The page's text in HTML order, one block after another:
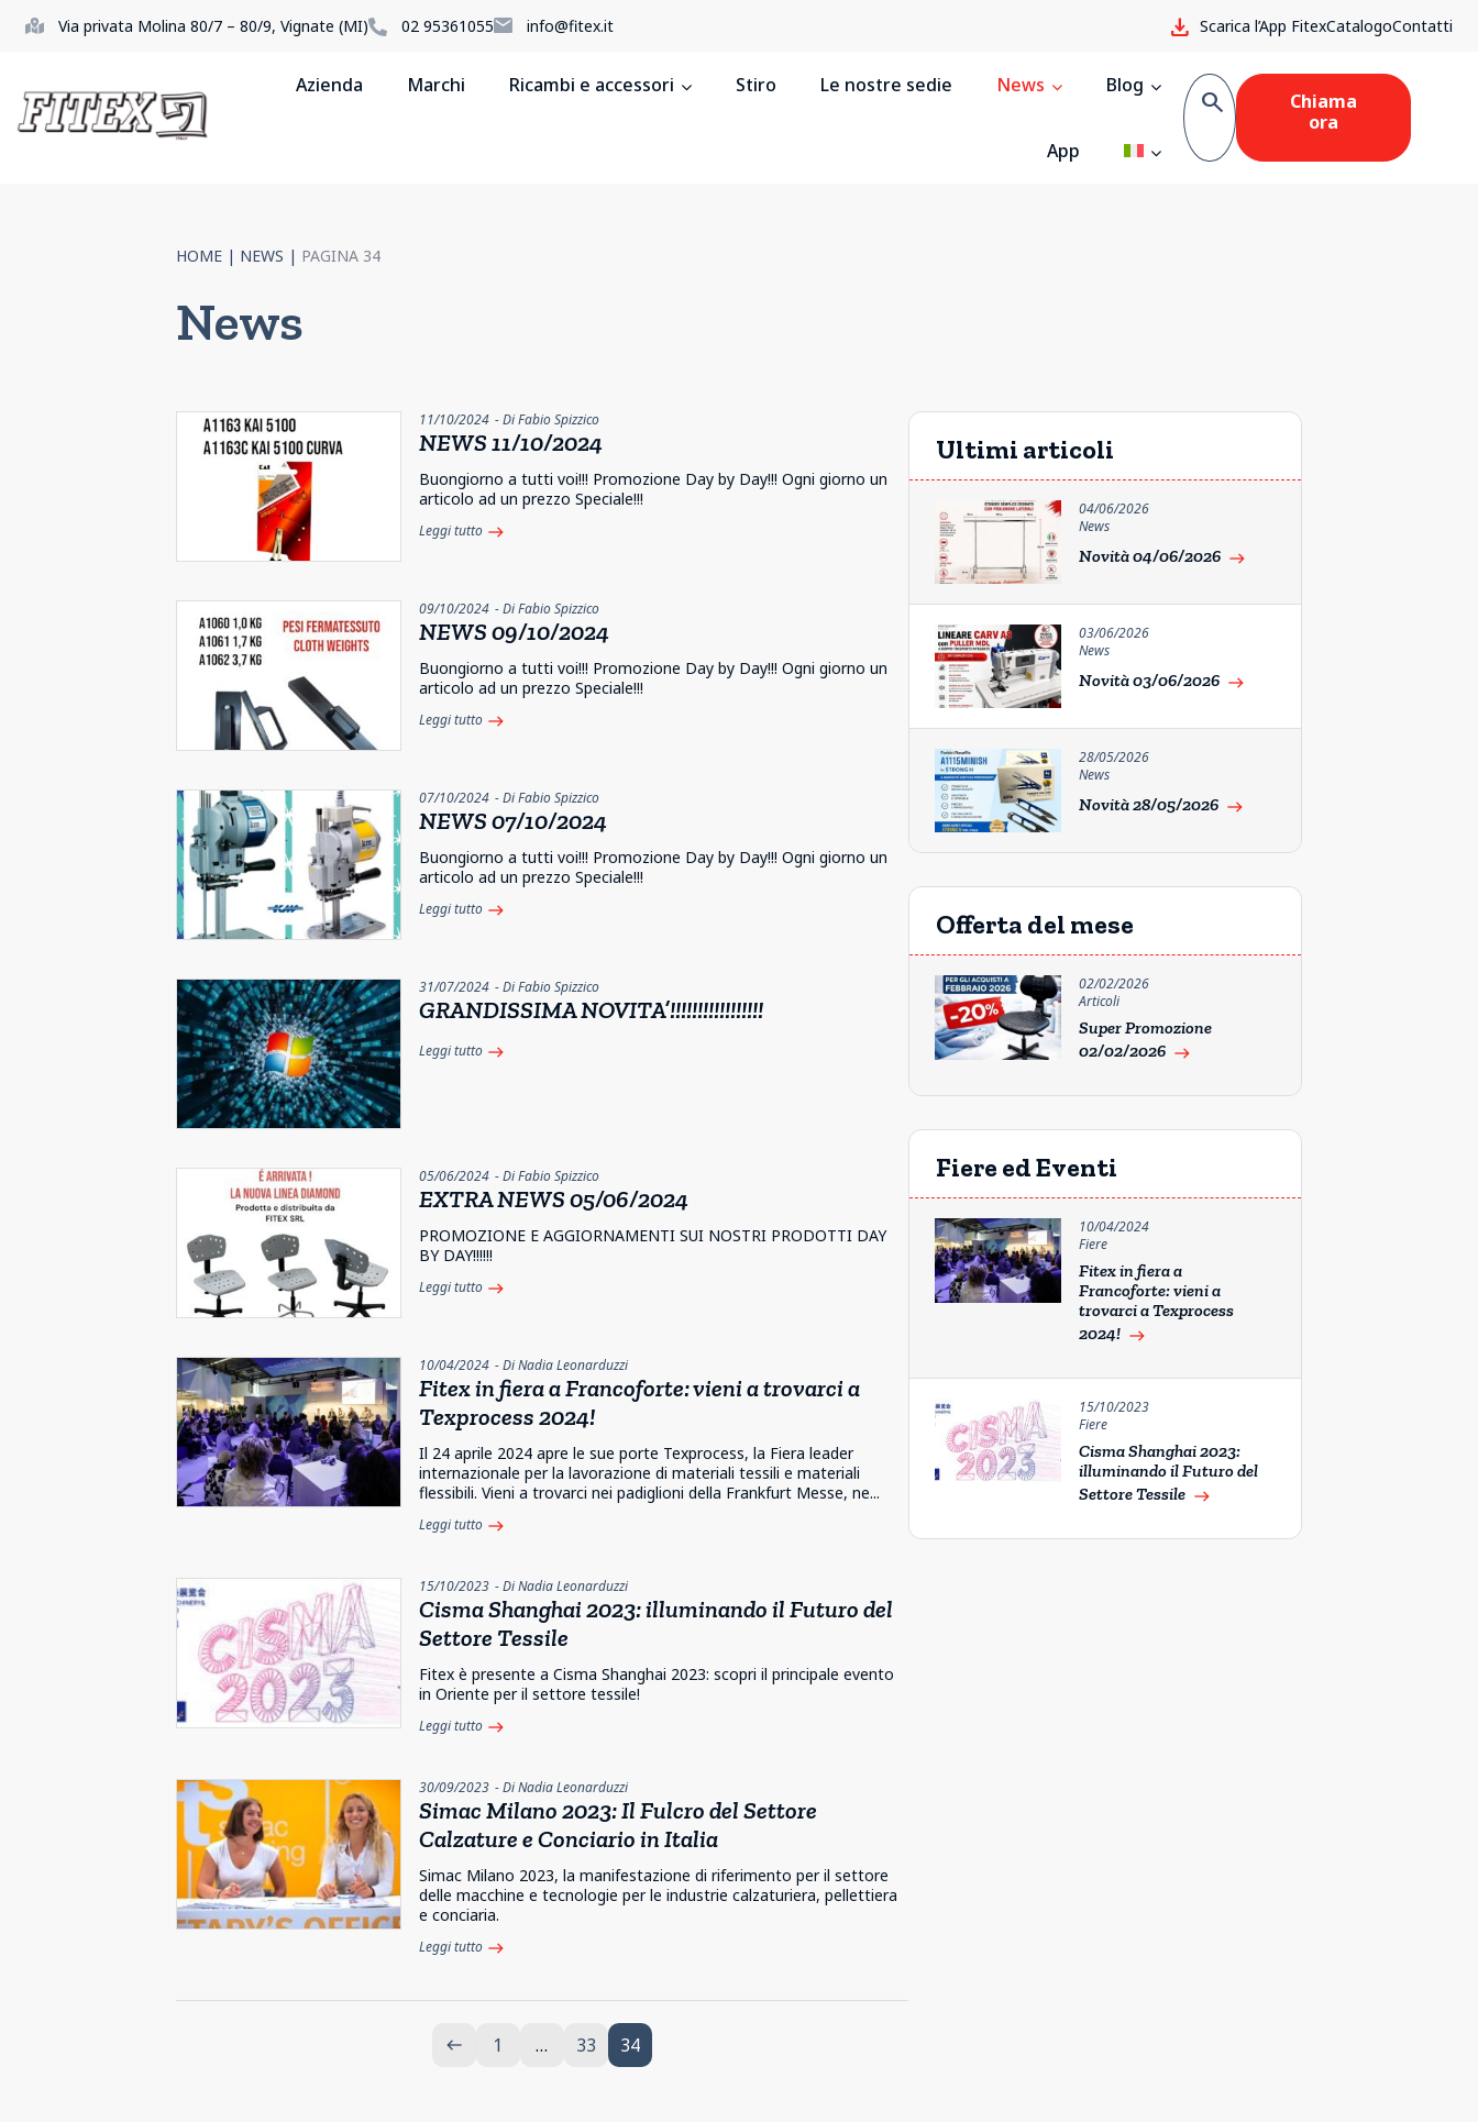
Via privata Molina 80/7 – 80/9, Vignate (MI) 02 95361055 info@fitex.it download Scarica l’App FitexCatalogoContatti
Azienda Marchi Ricambi e accessori Stiro Le nostre sedie News Blog
App
search
Chiama
ora
HOME | NEWS | PAGINA 34
News
11/10/2024 - Di Fabio Spizzico
NEWS 11/10/2024
Buongiorno a tutti voi!!! Promozione Day by Day!!! Ogni giorno un
articolo ad un prezzo Speciale!!!
Leggi tutto east
09/10/2024 - Di Fabio Spizzico
NEWS 09/10/2024
Buongiorno a tutti voi!!! Promozione Day by Day!!! Ogni giorno un
articolo ad un prezzo Speciale!!!
Leggi tutto east
07/10/2024 - Di Fabio Spizzico
NEWS 07/10/2024
Buongiorno a tutti voi!!! Promozione Day by Day!!! Ogni giorno un
articolo ad un prezzo Speciale!!!
Leggi tutto east
31/07/2024 - Di Fabio Spizzico
GRANDISSIMA NOVITA’!!!!!!!!!!!!!!!!!
Leggi tutto east
05/06/2024 - Di Fabio Spizzico
EXTRA NEWS 05/06/2024
PROMOZIONE E AGGIORNAMENTI SUI NOSTRI PRODOTTI DAY
BY DAY!!!!!!
Leggi tutto east
10/04/2024 - Di Nadia Leonarduzzi
Fitex in fiera a Francoforte: vieni a trovarci a
Texprocess 2024!
Il 24 aprile 2024 apre le sue porte Texprocess, la Fiera leader
internazionale per la lavorazione di materiali tessili e materiali
flessibili. Vieni a trovarci nei padiglioni della Frankfurt Messe, ne...
Leggi tutto east
15/10/2023 - Di Nadia Leonarduzzi
Cisma Shanghai 2023: illuminando il Futuro del
Settore Tessile
Fitex è presente a Cisma Shanghai 2023: scopri il principale evento
in Oriente per il settore tessile!
Leggi tutto east
30/09/2023 - Di Nadia Leonarduzzi
Simac Milano 2023: Il Fulcro del Settore
Calzature e Conciario in Italia
Simac Milano 2023, la manifestazione di riferimento per il settore
delle macchine e tecnologie per le industrie calzaturiera, pellettiera
e conciaria.
Leggi tutto east
west 1 … 33 34
Ultimi articoli
04/06/2026
News
Novità 04/06/2026 east
03/06/2026
News
Novità 03/06/2026 east
28/05/2026
News
Novità 28/05/2026 east
Offerta del mese
02/02/2026
Articoli
Super Promozione
02/02/2026 east
Fiere ed Eventi
10/04/2024
Fiere
Fitex in fiera a
Francoforte: vieni a
trovarci a Texprocess
2024! east
15/10/2023
Fiere
Cisma Shanghai 2023:
illuminando il Futuro del
Settore Tessile east